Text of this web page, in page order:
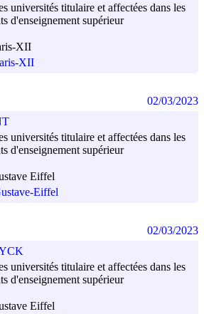
universités titulaire et affectées dans les
d'enseignement supérieur
XII
XII
universités titulaire et affectées dans les
d'enseignement supérieur
Eiffel
Eiffel
02/03/2023
universités titulaire et affectées dans les
d'enseignement supérieur
Eiffel
02/03/2023